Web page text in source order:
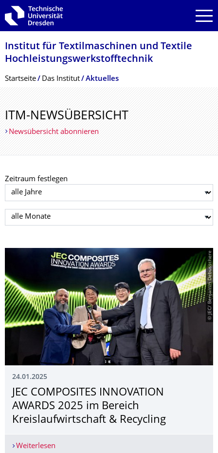
Zur Hauptnavigation springen
Zur Suche springen
Zum Inhalt springen
Institut für Textilmaschinen und Textile
Hochleistungswerk­stofftechnik
Breadcrumb-Menü
Startseite Das Institut Aktuelles
ITM-NEWSÜBERSICHT
Newsübersicht abonnieren
Zeitraum festlegen
Jahr auswählen
Monat auswählen
© JEC/ Benjamin Debusschere
24.01.2025
JEC COMPOSITES INNOVATION
AWARDS 2025 im Bereich
Kreislaufwirt­schaft & Recycling
Weiterlesen